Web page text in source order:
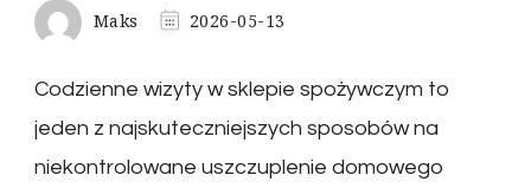
Maks 2026-05-13
Codzienne wizyty w sklepie spożywczym to
jeden z najskuteczniejszych sposobów na
niekontrolowane uszczuplenie domowego